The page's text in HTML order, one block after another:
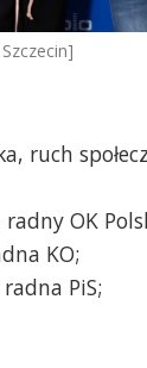
ruch
OK
KO;
PiS;